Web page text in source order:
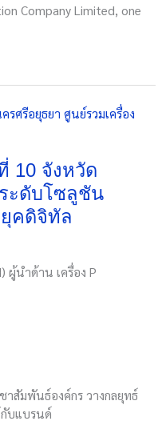
Company Limited, one
10 จังหวัด
ะดับโซลูชัน
ยุคดิจิทัล
ผู้นำด้าน เครื่อง P
าสัมพันธ์องค์กร วางกลยุทธ์
กับแบรนด์